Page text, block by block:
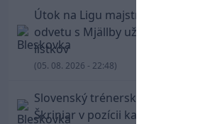
Útok na Ligu majstrov láka!
odvetu s Mjällby už viac ako 13-
lístkov
(05. 08. 2026 - 22:48)
Slovenský trénerský súboj pre
Škriniar v pozícii kapitána